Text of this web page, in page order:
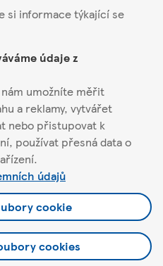
si informace týkající se
údaje z
umožníte měřit
a reklamy, vytvářet
nebo přistupovat k
používat přesná data o
údajů
cookie
cookies
595